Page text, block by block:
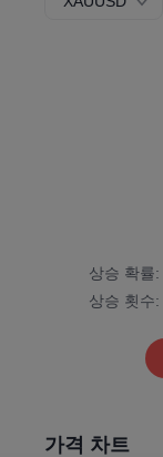
상승 확률:
상승 횟수:
가격 차트